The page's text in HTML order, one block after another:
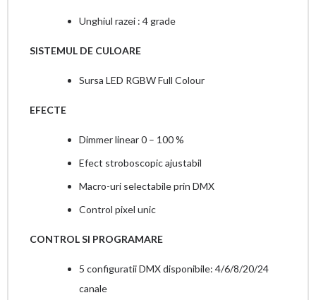
Unghiul razei : 4 grade
SISTEMUL DE CULOARE
Sursa LED RGBW Full Colour
EFECTE
Dimmer linear 0 – 100 %
Efect stroboscopic ajustabil
Macro-uri selectabile prin DMX
Control pixel unic
CONTROL SI PROGRAMARE
5 configuratii DMX disponibile: 4/6/8/20/24
canale